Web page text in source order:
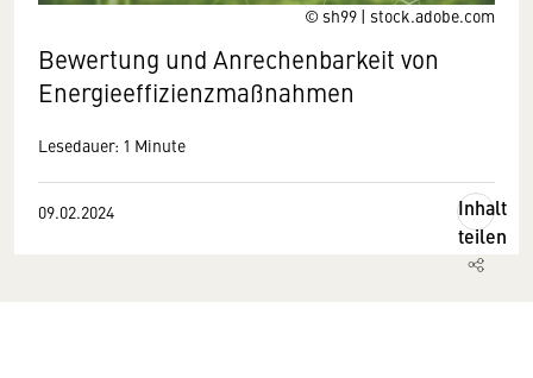
© sh99 | stock.adobe.com
Bewertung und Anrechenbarkeit von
Energieeffizienzmaßnahmen
Lesedauer: 1 Minute
09.02.2024
Inhalt
teilen